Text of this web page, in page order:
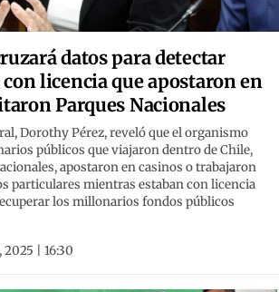
datos para detectar
licencia que apostaron en
Parques Nacionales
Dorothy Pérez, reveló que el organismo
públicos que viajaron dentro de Chile,
apostaron en casinos o trabajaron
particulares mientras estaban con licencia
los millonarios fondos públicos
2025 | 16:30